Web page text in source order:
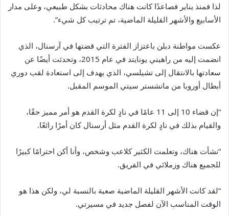
لذا فمنذ يناير فصاعدًا كانت هناك محادثات بشكل طبيعي، وعلى مدار
الأسابيع والأشهر القليلة الماضية، تم ترتيب كل شيء”.
عكست مواطنة دبلن باعتزاز الفترة التي قضتها في آرسنال، الذي
انضمت إليه من راهيني يونايتد في عام 2015، وتحدثت أيضًا عن
سعادتها بالانتقال إلى تشيلسي، الذي يهدف إلى استعادة لقب دوري
أبطال أوروبا من مانشستر سيتي الموسم المقبل.
“إن قضاء 10 إلى 11 عامًا في نادٍ لكرة القدم هو أمر مميز حقًا،
والقيام بذلك في نادٍ لكرة القدم مثل أرسنال كان أمرًا رائعًا.
“نشأت هناك، وتعلمت الكثير كلاعب وشخص، وأنا أكن احترامًا كبيرًا
للجميع هناك وزملائي في الفريق.
“لقد كانت الأشهر القليلة الماضية صعبة بالنسبة لي، ولكن هذا هو
الوقت المناسب الآن لفصل جديد في مسيرتي.